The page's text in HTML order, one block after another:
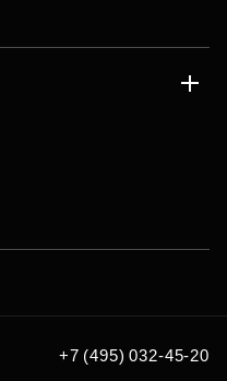
+7 (495) 032-45-20